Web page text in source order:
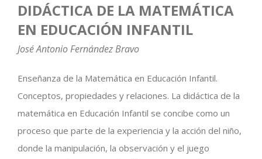
DIDÁCTICA DE LA MATEMÁTICA
EN EDUCACIÓN INFANTIL
José Antonio Fernández Bravo
Enseñanza de la Matemática en Educación Infantil.
Conceptos, propiedades y relaciones. La didáctica de la
matemática en Educación Infantil se concibe como un
proceso que parte de la experiencia y la acción del niño,
donde la manipulación, la observación y el juego